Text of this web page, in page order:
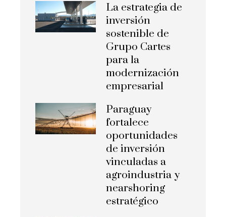
La estrategia de
inversión
sostenible de
Grupo Cartes
para la
modernización
empresarial
Paraguay
fortalece
oportunidades
de inversión
vinculadas a
agroindustria y
nearshoring
estratégico